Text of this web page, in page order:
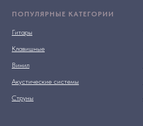
ПОПУЛЯРНЫЕ КАТЕГОРИИ
Гитары
Клавишные
Винил
Акустические системы
Струны